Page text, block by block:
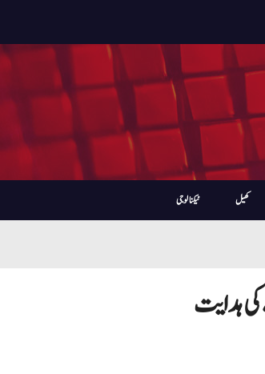
کھیل ٹیکنالوجی
ہدایت